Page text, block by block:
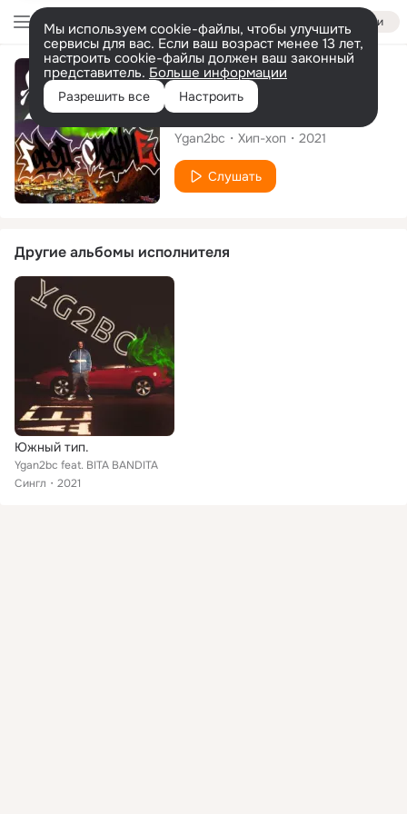
Войти
Мы используем cookie-файлы, чтобы улучшить
сервисы для вас. Если ваш возраст менее 13 лет,
настроить cookie-файлы должен ваш законный
представитель. Больше информации
Разрешить все Настроить
Сингл
Город сияние
Ygan2bc Хип-хоп 2021
Слушать
Другие альбомы исполнителя
Южный тип.
Ygan2bc feat. BITA BANDITA
Сингл
2021